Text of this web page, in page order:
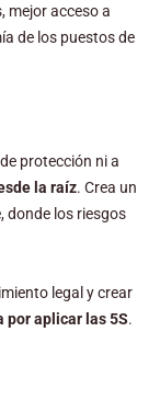
mejor acceso a
de los puestos de
protección ni a
la raíz. Crea un
donde los riesgos
legal y crear
por aplicar las 5S.